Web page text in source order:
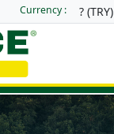
Currency : ? (TRY)